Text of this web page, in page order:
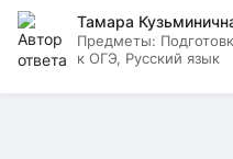
Тамара
Предметы:
к ОГЭ, Русский язык